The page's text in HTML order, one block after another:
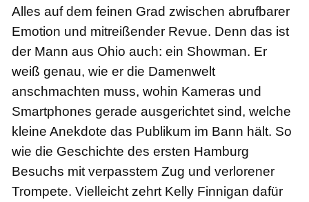
Alles auf dem feinen Grad zwischen abrufbarer
Emotion und mitreißender Revue. Denn das ist
der Mann aus Ohio auch: ein Showman. Er
weiß genau, wie er die Damenwelt
anschmachten muss, wohin Kameras und
Smartphones gerade ausgerichtet sind, welche
kleine Anekdote das Publikum im Bann hält. So
wie die Geschichte des ersten Hamburg
Besuchs mit verpasstem Zug und verlorener
Trompete. Vielleicht zehrt Kelly Finnigan dafür